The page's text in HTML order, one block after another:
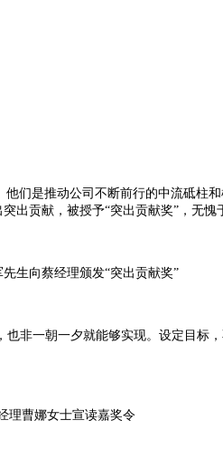
们是推动公司不断前行的中流砥柱和
出贡献，被授予“突出贡献奖”，无愧
生向蔡经理颁发“突出贡献奖”
非一朝一夕就能够实现。设定目标
理曹娜女士宣读嘉奖令